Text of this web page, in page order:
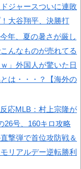
ジャースついに連敗
大谷翔平、決勝打
年、夏の暑さが厳し
んなものが売れてる
」外国人が驚いた日
は・・・？【海外の
応MLB：村上宗隆が
26号、160キロ攻略
撃弾で首位攻防戦＆
リアルデー逆転勝利